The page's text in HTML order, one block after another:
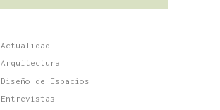
Actualidad
Arquitectura
Diseño de Espacios
Entrevistas